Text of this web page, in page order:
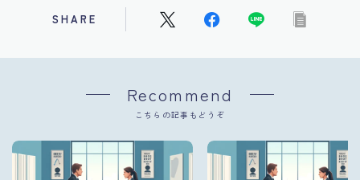
SHARE
Recommend
こちらの記事もどうぞ